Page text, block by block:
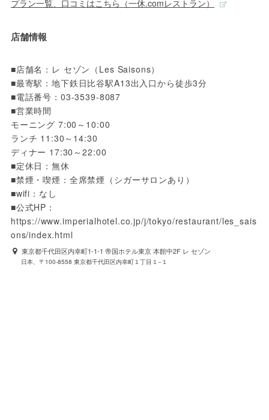
プラン一覧、口コミはこちら（一休.comレストラン）
店舗情報
■店舗名：レ セゾン（Les Saisons）
■最寄駅：地下鉄日比谷駅A13出入口から徒歩3分
■電話番号：03-3539-8087
■営業時間
モーニング 7:00～10:00
ランチ 11:30～14:30
ディナー 17:30～22:00
■定休日：無休
■禁煙・喫煙：全席禁煙（シガーサロンあり）
■wifi：なし
■公式HP：
https://www.imperialhotel.co.jp/j/tokyo/restaurant/les_sais
ons/index.html
東京都千代田区内幸町1-1-1 帝国ホテル東京 本館中2F レ セゾン
日本、〒100-8558 東京都千代田区内幸町１丁目１−１